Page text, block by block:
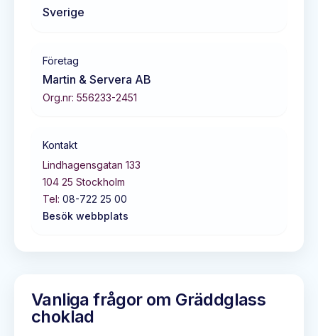
Sverige
Företag
Martin & Servera AB
Org.nr: 556233-2451
Kontakt
Lindhagensgatan 133
104 25 Stockholm
Tel: 08-722 25 00
Besök webbplats
Vanliga frågor om Gräddglass
choklad